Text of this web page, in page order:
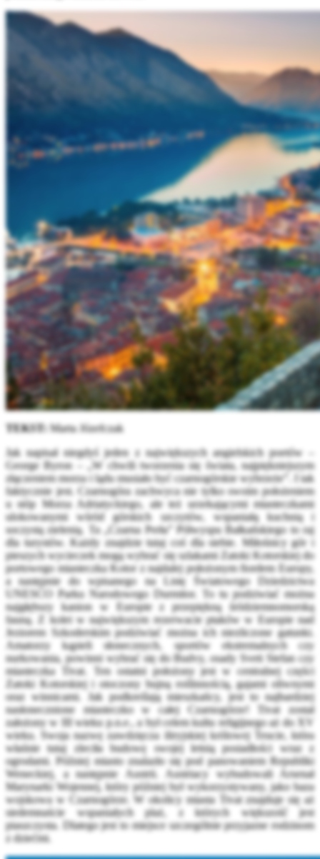
TEKST: Marta Józefczak
Jak napisał niegdyś jeden z największych angielskich poetów –
George Byron – „W chwili tworzenia się świata, najpiękniejszym
złączeniem morza i lądu musiało być czarnogórskie wybrzeże”. I tak
faktycznie jest. Czarnogóra zachwyca nie tylko swoim położeniem
u stóp Morza Adriatyckiego, ale też urzekającymi miasteczkami
ulokowanymi wśród górskich szczytów, wspaniałą kuchnią i
soczystą zielenią. Ta „Czarna Perła” Półwyspu Bałkańskiego to raj
dla turystów. Każdy znajdzie tutaj coś dla siebie. Miłośnicy gór i
pieszych wycieczek mogą wybrać się szlakami Zatoki Kotorskiej do
portowego miasteczka Kotor z najdalej położonym fiordem Europy,
a następnie do wpisanego na Listę Światowego Dziedzictwa
UNESCO Parku Narodowego Durmitor. To tu podziwiać można
najgłębszy kanion w Europie z przepiękną śródziemnomorską
fauną. Z kolei w największym rezerwacie ptaków w Europie nad
Jeziorem Szkoderskim podziwiać można ich niezliczone gatunki.
Amatorzy kąpieli słonecznych, sportów ekstremalnych czy
nurkowania, powinni wybrać się do Budvy, osady Sveti Stefan czy
miasteczka Tivat. Ten ostatni położony jest w centralnej części
Zatoki Kotorskiej i otoczony bujną roślinnością, gajami oliwnymi
oraz winnicami. Jak podkreślają mieszkańcy, jest to najbardziej
nasłonecznione miasteczko w całej Czarnogórze! Tivat został
założony w III wieku p.n.e., a był celem kultu religijnego aż do XV
wieku. Swoja nazwę zawdzięcza iliryjskiej królowej Teucie, która
właśnie tutaj zleciła budowę swojej letnią posiadłości wraz z
ogrodami. Później miasto znalazło się pod panowaniem Republiki
Weneckiej, a następnie Austrii. Austriacy wybudowali Arsenał
Marynarki Wojennej, który później był wykorzystywany, jako baza
wojskowa w Czarnogórze. W okolicy miasta Tivat znajduje się aż
siedemnaście wspaniałych plaż, z których większość jest
piaszczysta. Dlatego jest to miejsce szczególnie przyjazne rodzinom
z dziećmi.